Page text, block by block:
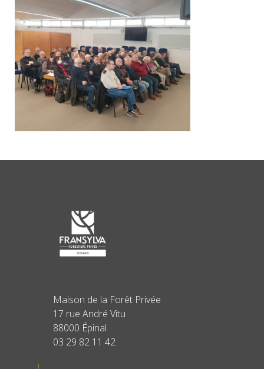
Maison de la Forêt Privée
17 rue André Vitu
88000 Épinal
03 29 82 11 42